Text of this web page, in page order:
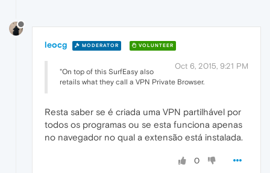
leocg MODERATOR VOLUNTEER
Oct 6, 2015, 9:21 PM
"On top of this SurfEasy also
retails what they call a VPN Private Browser.
Resta saber se é criada uma VPN partilhável por
todos os programas ou se esta funciona apenas
no navegador no qual a extensão está instalada.
0